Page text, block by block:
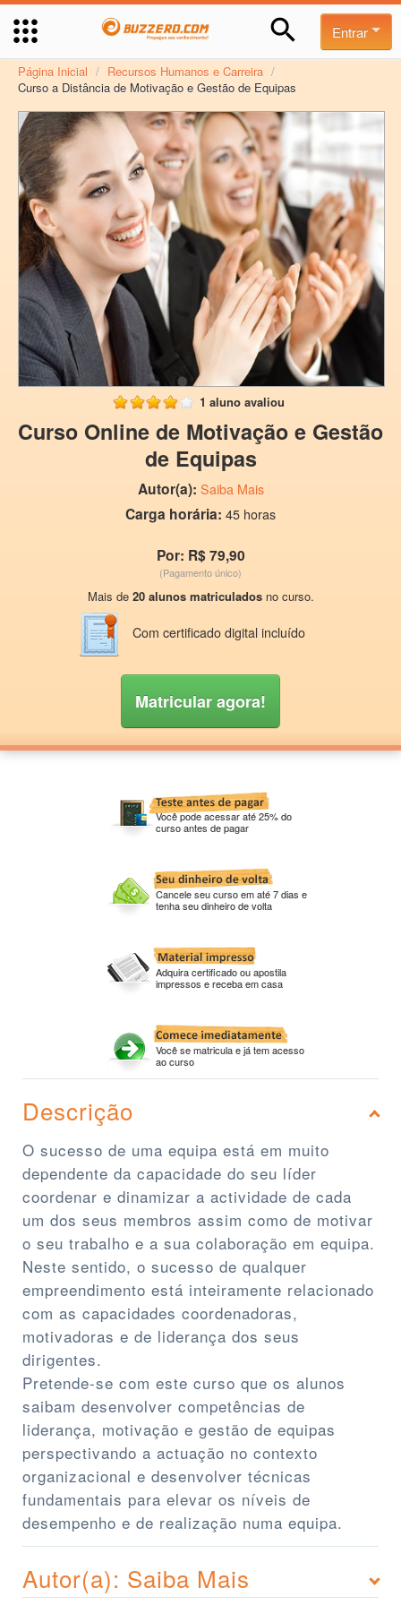
Entrar
Página Inicial / Recursos Humanos e Carreira /
Curso a Distância de Motivação e Gestão de Equipas
1 aluno avaliou
Curso Online de Motivação e Gestão
de Equipas
Autor(a): Saiba Mais
Carga horária: 45 horas
Por: R$ 79,90
(Pagamento único)
Mais de 20 alunos matriculadosno curso.
Com certificado digital incluído
Matricular agora!
Você pode acessar até 25% do
curso antes de pagar
Cancele seu curso em até 7 dias e
tenha seu dinheiro de volta
Adquira certificado ou apostila
impressos e receba em casa
Você se matricula e já tem acesso
ao curso
Descrição
O sucesso de uma equipa está em muito
dependente da capacidade do seu líder
coordenar e dinamizar a actividade de cada
um dos seus membros assim como de motivar
o seu trabalho e a sua colaboração em equipa.
Neste sentido, o sucesso de qualquer
empreendimento está inteiramente relacionado
com as capacidades coordenadoras,
motivadoras e de liderança dos seus
dirigentes.
Pretende-se com este curso que os alunos
saibam desenvolver competências de
liderança, motivação e gestão de equipas
perspectivando a actuação no contexto
organizacional e desenvolver técnicas
fundamentais para elevar os níveis de
desempenho e de realização numa equipa.
Autor(a): Saiba Mais